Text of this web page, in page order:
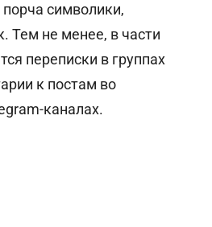
символики,
Тем не менее, в части
переписки в группах
к постам во
каналах.